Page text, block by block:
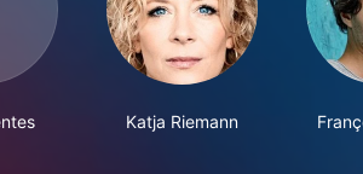
Katja Riemann